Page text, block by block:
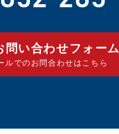
問い合わせフォーム
ルでのお問合わせはこちら